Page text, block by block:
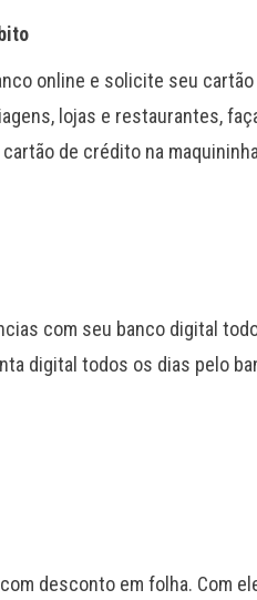
online e solicite seu
lojas e restaurantes,
de crédito na
com seu banco digital
digital todos os dias pelo
desconto em folha. Com